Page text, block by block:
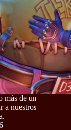
más de un
a nuestros